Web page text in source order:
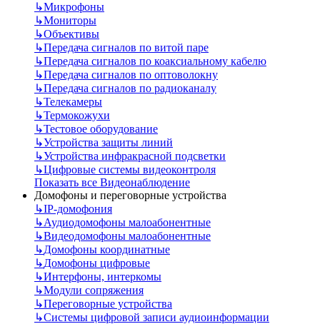
↳Микрофоны
↳Мониторы
↳Объективы
↳Передача сигналов по витой паре
↳Передача сигналов по коаксиальному кабелю
↳Передача сигналов по оптоволокну
↳Передача сигналов по радиоканалу
↳Телекамеры
↳Термокожухи
↳Тестовое оборудование
↳Устройства защиты линий
↳Устройства инфракрасной подсветки
↳Цифровые системы видеоконтроля
Показать все Видеонаблюдение
Домофоны и переговорные устройства
↳IP-домофония
↳Аудиодомофоны малоабонентные
↳Видеодомофоны малоабонентные
↳Домофоны координатные
↳Домофоны цифровые
↳Интерфоны, интеркомы
↳Модули сопряжения
↳Переговорные устройства
↳Системы цифровой записи аудиоинформации